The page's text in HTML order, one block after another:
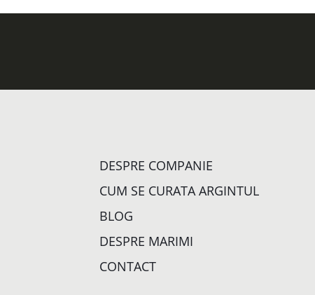
DESPRE COMPANIE
CUM SE CURATA ARGINTUL
BLOG
DESPRE MARIMI
CONTACT